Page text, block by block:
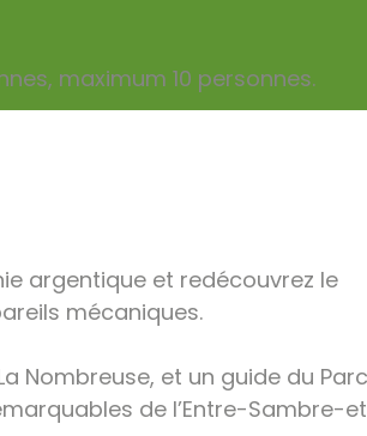
maximum 10 personnes.
argentique et redécouvrez le
mécaniques.
Nombreuse, et un guide du Parc
de l’Entre-Sambre-